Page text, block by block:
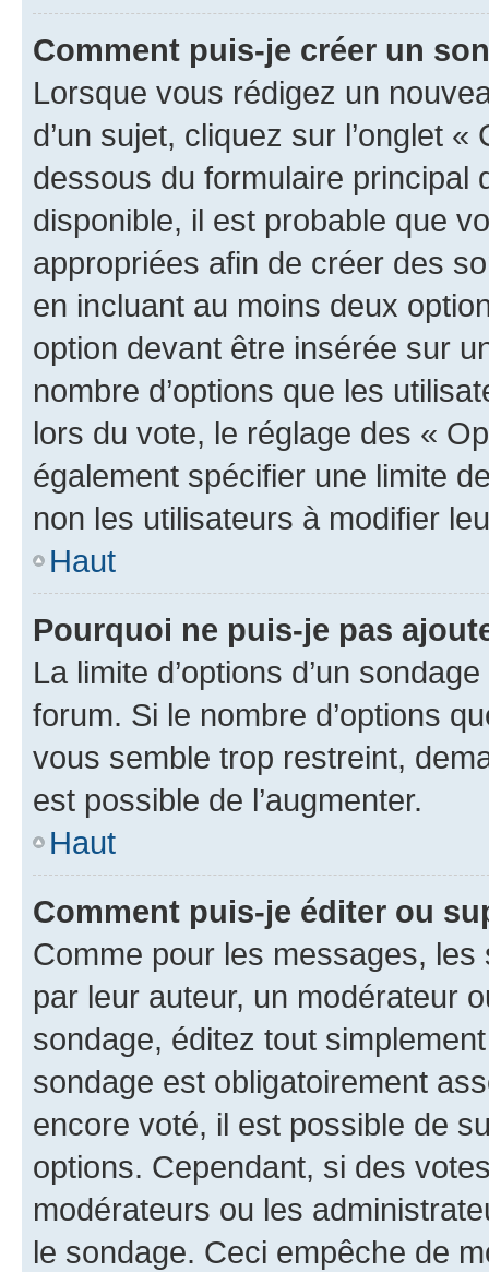
Comment puis-je créer un
Lorsque vous rédigez un
d’un sujet, cliquez sur l’onglet
dessous du formulaire principal
disponible, il est probable que
appropriées afin de créer des
en incluant au moins deux
option devant être insérée sur
nombre d’options que les
lors du vote, le réglage des «
également spécifier une limite
non les utilisateurs à modifier
Haut
Pourquoi ne puis-je pas
La limite d’options d’un
forum. Si le nombre d’options
vous semble trop restreint,
est possible de l’augmenter.
Haut
Comment puis-je éditer ou
Comme pour les messages,
par leur auteur, un modérateur
sondage, éditez tout
sondage est obligatoirement
encore voté, il est possible de
options. Cependant, si des
modérateurs ou les
le sondage. Ceci empêche de